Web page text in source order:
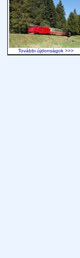
További újdonságok >>>